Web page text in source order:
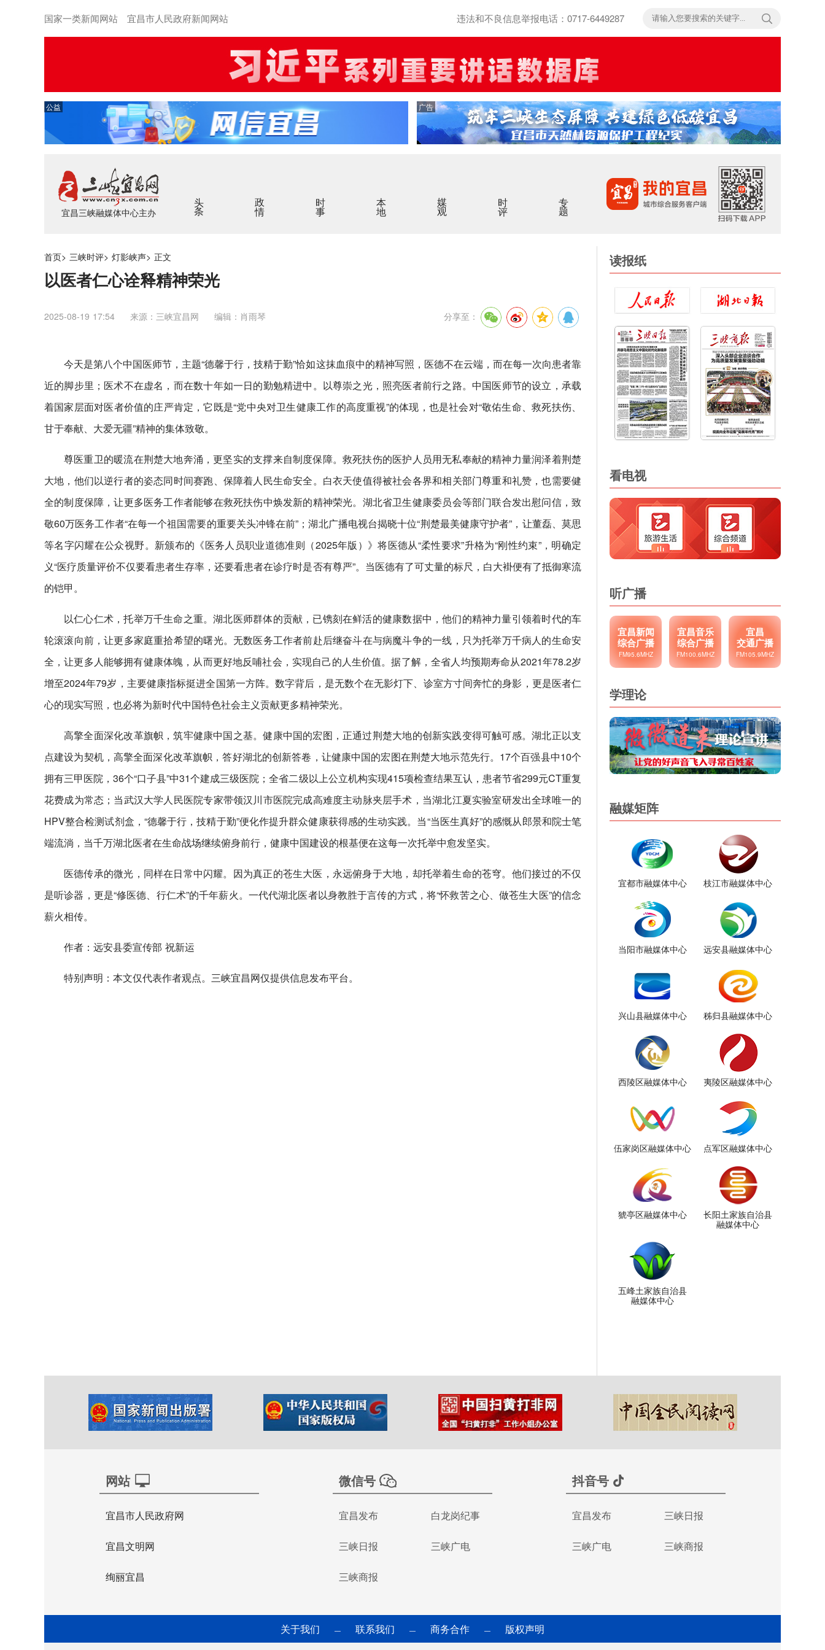
国家一类新闻网站 宜昌市人民政府新闻网站 违法和不良信息举报电话：0717-6449287
公益 广告
宜昌三峡融媒体中心主办
头条 政情 时事 本地 媒观 时评 专题
首页> 三峡时评> 灯影峡声> 正文
以医者仁心诠释精神荣光
2025-08-19 17:54 来源：三峡宜昌网 编辑：肖雨琴 分享至：
今天是第八个中国医师节，主题“德馨于行，技精于勤”恰如这抹血痕中的精神写照，医德不在云端，而在每一次向患者靠
近的脚步里；医术不在虚名，而在数十年如一日的勤勉精进中。以尊崇之光，照亮医者前行之路。中国医师节的设立，承载
着国家层面对医者价值的庄严肯定，它既是“党中央对卫生健康工作的高度重视”的体现，也是社会对“敬佑生命、救死扶伤、
甘于奉献、大爱无疆”精神的集体致敬。
尊医重卫的暖流在荆楚大地奔涌，更坚实的支撑来自制度保障。救死扶伤的医护人员用无私奉献的精神力量润泽着荆楚
大地，他们以逆行者的姿态同时间赛跑、保障着人民生命安全。白衣天使值得被社会各界和相关部门尊重和礼赞，也需要健
全的制度保障，让更多医务工作者能够在救死扶伤中焕发新的精神荣光。湖北省卫生健康委员会等部门联合发出慰问信，致
敬60万医务工作者“在每一个祖国需要的重要关头冲锋在前”；湖北广播电视台揭晓十位“荆楚最美健康守护者”，让董磊、莫思
等名字闪耀在公众视野。新颁布的《医务人员职业道德准则（2025年版）》将医德从“柔性要求”升格为“刚性约束”，明确定
义“医疗质量评价不仅要看患者生存率，还要看患者在诊疗时是否有尊严”。当医德有了可丈量的标尺，白大褂便有了抵御寒流
的铠甲。
以仁心仁术，托举万千生命之重。湖北医师群体的贡献，已镌刻在鲜活的健康数据中，他们的精神力量引领着时代的车
轮滚滚向前，让更多家庭重拾希望的曙光。无数医务工作者前赴后继奋斗在与病魔斗争的一线，只为托举万千病人的生命安
全，让更多人能够拥有健康体魄，从而更好地反哺社会，实现自己的人生价值。据了解，全省人均预期寿命从2021年78.2岁
增至2024年79岁，主要健康指标挺进全国第一方阵。数字背后，是无数个在无影灯下、诊室方寸间奔忙的身影，更是医者仁
心的现实写照，也必将为新时代中国特色社会主义贡献更多精神荣光。
高擎全面深化改革旗帜，筑牢健康中国之基。健康中国的宏图，正通过荆楚大地的创新实践变得可触可感。湖北正以支
点建设为契机，高擎全面深化改革旗帜，答好湖北的创新答卷，让健康中国的宏图在荆楚大地示范先行。17个百强县中10个
拥有三甲医院，36个“口子县”中31个建成三级医院 ；全省二级以上公立机构实现415项检查结果互认，患者节省299元CT重复
花费成为常态；当武汉大学人民医院专家带领汉川市医院完成高难度主动脉夹层手术，当湖北江夏实验室研发出全球唯一的
HPV整合检测试剂盒，“德馨于行，技精于勤”便化作提升群众健康获得感的生动实践。当“当医生真好”的感慨从郎景和院士笔
端流淌，当千万湖北医者在生命战场继续俯身前行，健康中国建设的根基便在这每一次托举中愈发坚实。
医德传承的微光，同样在日常中闪耀。因为真正的苍生大医，永远俯身于大地，却托举着生命的苍穹。他们接过的不仅
是听诊器，更是“修医德、行仁术”的千年薪火。一代代湖北医者以身教胜于言传的方式，将“怀救苦之心、做苍生大医”的信念
薪火相传。
作者：远安县委宣传部 祝新运
特别声明：本文仅代表作者观点。三峡宜昌网仅提供信息发布平台。
读报纸
看电视
听广播
宜昌新闻
综合广播
FM95.6MHZ
宜昌音乐
综合广播
FM100.6MHZ
宜昌
交通广播
FM105.9MHZ
学理论
融媒矩阵
宜都市融媒体中心 枝江市融媒体中心
当阳市融媒体中心 远安县融媒体中心
兴山县融媒体中心 秭归县融媒体中心
西陵区融媒体中心 夷陵区融媒体中心
伍家岗区融媒体中心 点军区融媒体中心
猇亭区融媒体中心
长阳土家族自治县
融媒体中心
五峰土家族自治县
融媒体中心
网站
宜昌市人民政府网
宜昌文明网
绚丽宜昌
微信号
宜昌发布 白龙岗纪事
三峡日报 三峡广电
三峡商报
抖音号
宜昌发布 三峡日报
三峡广电 三峡商报
关于我们 — 联系我们 — 商务合作 — 版权声明